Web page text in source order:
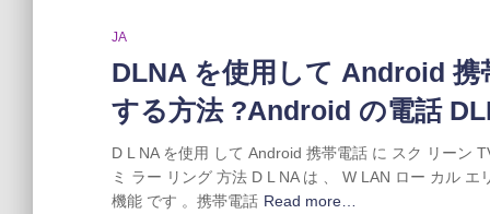
JA
DLNA を使用して Android
する方法 ?Android の電話
D L NA を使用 して Android 携帯電話 に スク リーン
ミ ラー リング 方法 D L NA は 、 W LAN ロー カル
機能 です 。携帯電話 Read more…